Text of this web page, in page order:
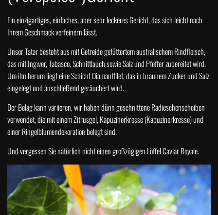
Ein einzigartiges, einfaches, aber sehr leckeres Gericht, das sich leicht nach
Ihrem Geschmack verfeinern lässt.
Unser Tatar besteht aus mit Getreide gefüttertem australischem Rindfleisch,
das mit Ingwer, Tabasco, Schnittlauch sowie Salz und Pfeffer zubereitet wird.
Um ihn herum liegt eine Schicht Diamantfilet, das in braunem Zucker und Salz
eingelegt und anschließend geräuchert wird.
Der Belag kann variieren, wir haben dünn geschnittene Radieschenscheiben
verwendet, die mit einem Zitrusgel, Kapuzinerkresse (Kapuzinerkresse) und
einer Ringelblumendekoration belegt sind.
Und vergessen Sie natürlich nicht einen großzügigen Löffel Caviar Royale.